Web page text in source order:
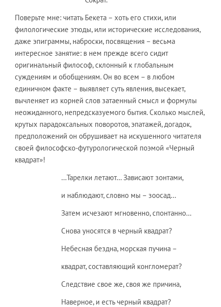
Поверьте мне: читать Бекета – хоть его стихи, или
филологические этюды, или исторические исследования,
даже эпиграммы, наброски, посвящения – весьма
интересное занятие: в нем прежде всего сидит
оригинальный философ, склонный к глобальным
суждениям и обобщениям. Он во всем – в любом
единичном факте – выявляет суть явления, высекает,
вычленяет из корней слов затаенный смысл и формулы
неожиданного, непредсказуемого бытия. Сколько мыслей,
крутых парадоксальных поворотов, эпатажей, догадок,
предположений он обрушивает на искушенного читателя
своей философско-футурологической поэмой «Черный
квадрат»!
…Тарелки летают… Зависают зонтами,
и наблюдают, словно мы – зоосад…
Затем исчезают мгновенно, спонтанно…
Снова уносятся в черный квадрат?
Небесная бездна, морская пучина –
квадрат, составляющий конгломерат?
Следствие свое же, своя же причина,
Наверное, и есть черный квадрат?